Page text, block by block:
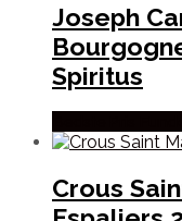
Joseph
Spiritus
Crous